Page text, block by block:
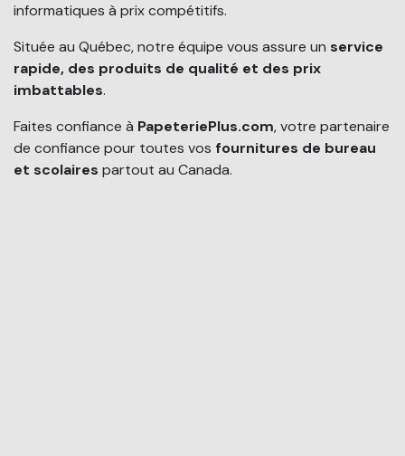
informatiques à prix compétitifs.
Située au Québec, notre équipe vous assure un service
rapide, des produits de qualité et des prix
imbattables.
Faites confiance à PapeteriePlus.com, votre partenaire
de confiance pour toutes vos fournitures de bureau
et scolaires partout au Canada.